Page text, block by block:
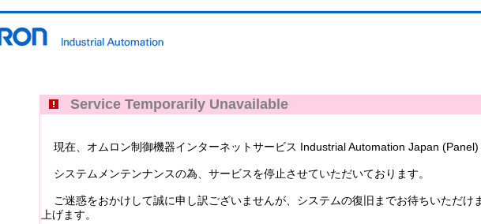
Service Temporarily Unavailable
現在、オムロン制御機器インターネットサービス Industrial Automation Japan (Panel)
システムメンテンナンスの為、サービスを停止させていただいております。
ご迷惑をおかけして誠に申し訳ございませんが、システムの復旧までお待ちいただけ
上げます。